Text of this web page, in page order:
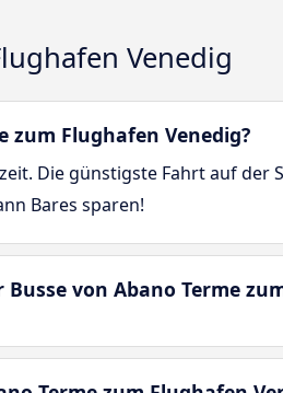
Venedig
zum Flughafen Venedig?
Die günstigste Fahrt auf der
Bares sparen!
von Abano Terme